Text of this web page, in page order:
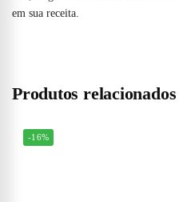
em sua receita.
Produtos relacionados
-16%